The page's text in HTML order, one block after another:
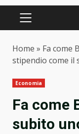
PRIMARY
Home » Fa come
stipendio come il
Economia
Fa come
subito